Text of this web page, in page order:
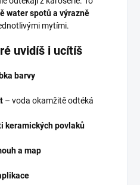
water spotů a výrazně
mytími.
uvidíš i ucítíš
barvy
– voda okamžitě odtéká
keramických povlaků
a map